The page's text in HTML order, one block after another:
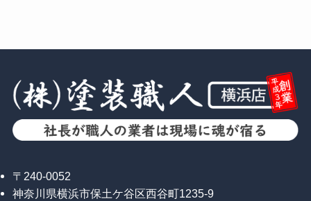
〒240-0052
神奈川県横浜市保土ケ谷区西谷町1235-9